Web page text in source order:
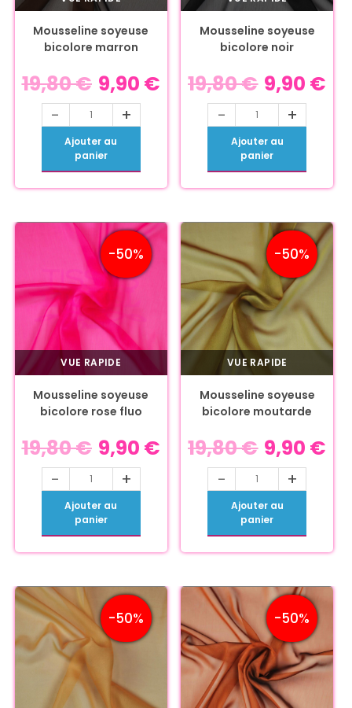
Mousseline soyeuse
bicolore marron
19,80€ 9,90 €
- +
Ajouter au
panier
Mousseline soyeuse
bicolore noir
19,80€ 9,90 €
- +
Ajouter au
panier
-50%
VUE RAPIDE
Mousseline soyeuse
bicolore rose fluo
19,80€ 9,90 €
- +
Ajouter au
panier
-50%
VUE RAPIDE
Mousseline soyeuse
bicolore moutarde
19,80€ 9,90 €
- +
Ajouter au
panier
-50% -50%